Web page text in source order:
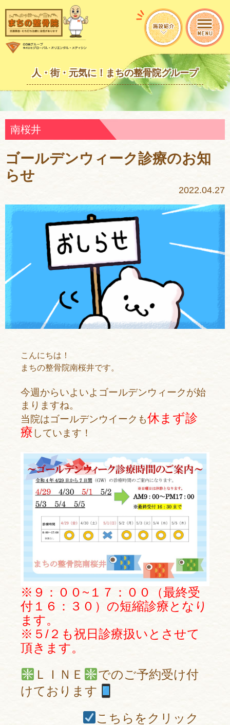
人・街・元気に！まちの整骨院グループ
南桜井
ゴールデンウィーク診療のお知
らせ
2022.04.27
こんにちは！
まちの整骨院南桜井です。
今週からいよいよゴールデンウィークが始
まりますね。
当院はゴールデンウイークも休まず診
療 しています！
※９：００~１７：００（最終受
付１６：３０）の短縮診療となり
ます。
※５/２も祝日診療扱いとさせて
頂きます。
ＬＩＮＥ
でのご予約受け付
けております
こちらをクリック